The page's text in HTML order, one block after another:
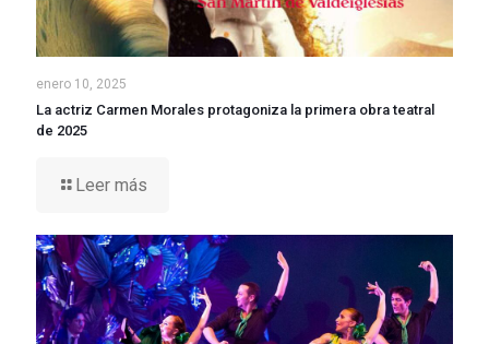
enero 10, 2025
La actriz Carmen Morales protagoniza la primera obra teatral
de 2025
Leer más